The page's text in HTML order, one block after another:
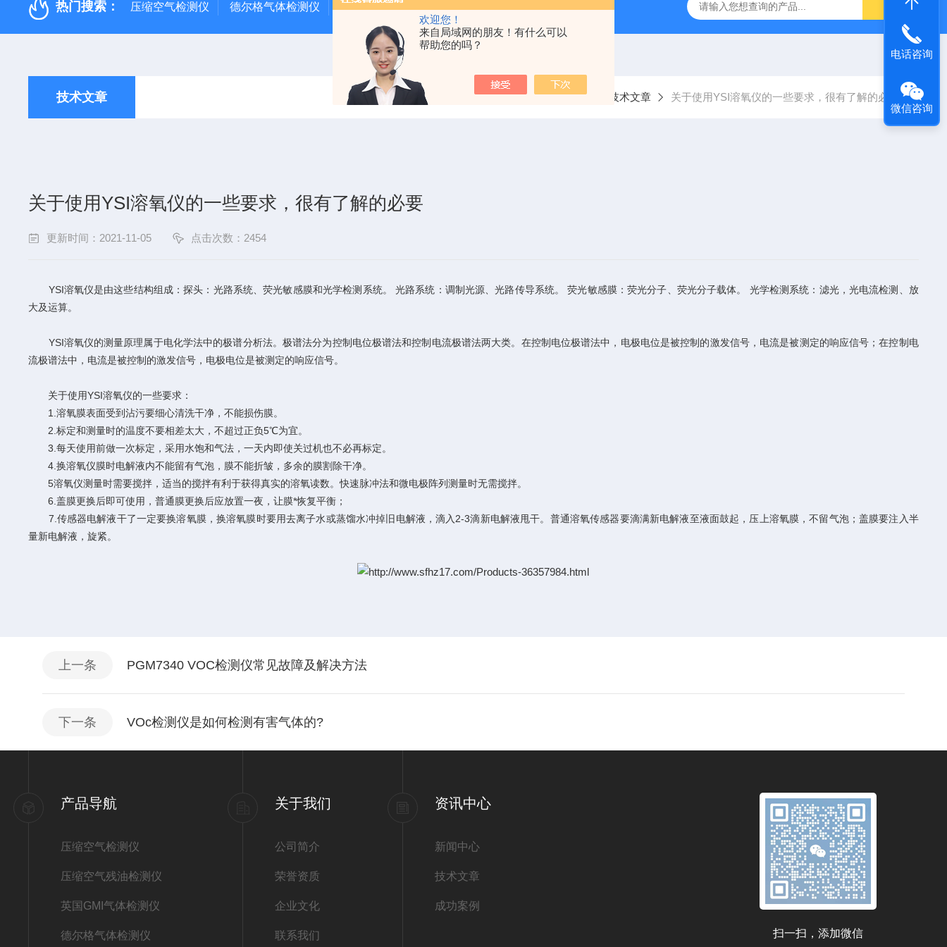
欢迎您！
来自局域网的朋友！有什么可以
帮助您的吗？
热门搜索： 压缩空气检测仪 德尔格气体检测仪 GMI气体检测仪
技术文章 当前位置：首页 技术文章 关于使用YSI溶氧仪的一些要求，很有了解的必要
关于使用YSI溶氧仪的一些要求，很有了解的必要
更新时间：2021-11-05 点击次数：2454
YSI溶氧仪是由这些结构组成：探头：光路系统、荧光敏感膜和光学检测系统。 光路系统：调制光源、光路传导系统。 荧光敏感膜：荧光分子、荧光分子载体。 光学检测系统：滤光，光电流检测、放
大及运算。
YSI溶氧仪的测量原理属于电化学法中的极谱分析法。极谱法分为控制电位极谱法和控制电流极谱法两大类。在控制电位极谱法中，电极电位是被控制的激发信号，电流是被测定的响应信号；在控制电
流极谱法中，电流是被控制的激发信号，电极电位是被测定的响应信号。
关于使用YSI溶氧仪的一些要求：
1.溶氧膜表面受到沾污要细心清洗干净，不能损伤膜。
2.标定和测量时的温度不要相差太大，不超过正负5℃为宜。
3.每天使用前做一次标定，采用水饱和气法，一天内即使关过机也不必再标定。
4.换溶氧仪膜时电解液内不能留有气泡，膜不能折皱，多余的膜割除干净。
5溶氧仪测量时需要搅拌，适当的搅拌有利于获得真实的溶氧读数。快速脉冲法和微电极阵列测量时无需搅拌。
6.盖膜更换后即可使用，普通膜更换后应放置一夜，让膜*恢复平衡；
7.传感器电解液干了一定要换溶氧膜，换溶氧膜时要用去离子水或蒸馏水冲掉旧电解液，滴入2-3滴新电解液甩干。普通溶氧传感器要滴满新电解液至液面鼓起，压上溶氧膜，不留气泡；盖膜要注入半
量新电解液，旋紧。
上一条 PGM7340 VOC检测仪常见故障及解决方法
下一条 VOc检测仪是如何检测有害气体的?
产品导航
压缩空气检测仪
压缩空气残油检测仪
英国GMI气体检测仪
德尔格气体检测仪
关于我们
公司简介
荣誉资质
企业文化
联系我们
资讯中心
新闻中心
技术文章
成功案例
扫一扫，添加微信
电话咨询
微信咨询